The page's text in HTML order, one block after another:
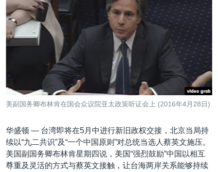
航
跳
到
中东
欧洲
人权·法律·宗教
科教·文娱·体健
热点专题
白宫要闻
国会报道
美国建国250周年
埃博拉疫情
重要讲话与声明
台海两岸关系
南中国海争端
VOA视频
VOA今日焦点
关注我们
其他语言网站
美副国务卿布林肯在国会众议院亚太政策听证会上 (2016年4月28日)
华盛顿 — 台湾即将在5月中进行新旧政权交接，北京当局持
续以“九二共识”及“一个中国原则”对总统当选人蔡英文施压。
美国副国务卿布林肯星期四说，美国“强烈鼓励”中国以相互
尊重及灵活的方式与蔡英文接触，让台海两岸关系能够持续